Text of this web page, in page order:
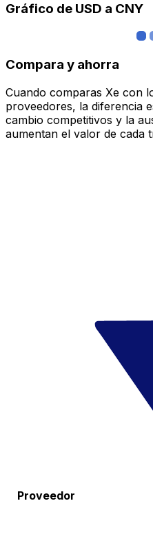
Gráfico de USD a CNY
Compara y ahorra
Cuando comparas Xe con
proveedores, la diferencia
cambio competitivos y la
aumentan el valor de cada
Proveedor